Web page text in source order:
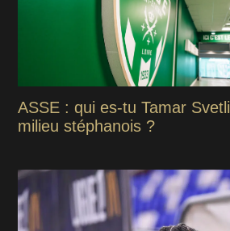
ASSE : qui es-tu Tamar
milieu stéphanois ?